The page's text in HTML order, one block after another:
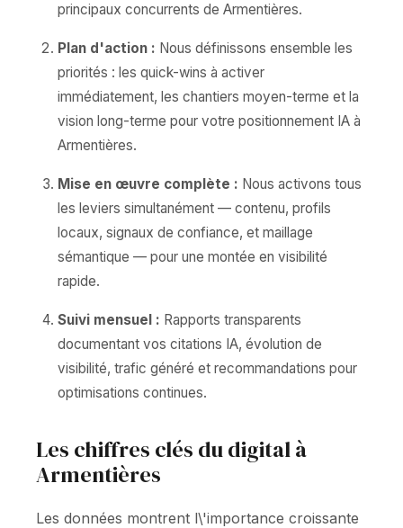
principaux concurrents de Armentières.
Plan d'action : Nous définissons ensemble les
priorités : les quick-wins à activer
immédiatement, les chantiers moyen-terme et la
vision long-terme pour votre positionnement IA à
Armentières.
Mise en œuvre complète : Nous activons tous
les leviers simultanément — contenu, profils
locaux, signaux de confiance, et maillage
sémantique — pour une montée en visibilité
rapide.
Suivi mensuel : Rapports transparents
documentant vos citations IA, évolution de
visibilité, trafic généré et recommandations pour
optimisations continues.
Les chiffres clés du digital à
Armentières
Les données montrent l\'importance croissante